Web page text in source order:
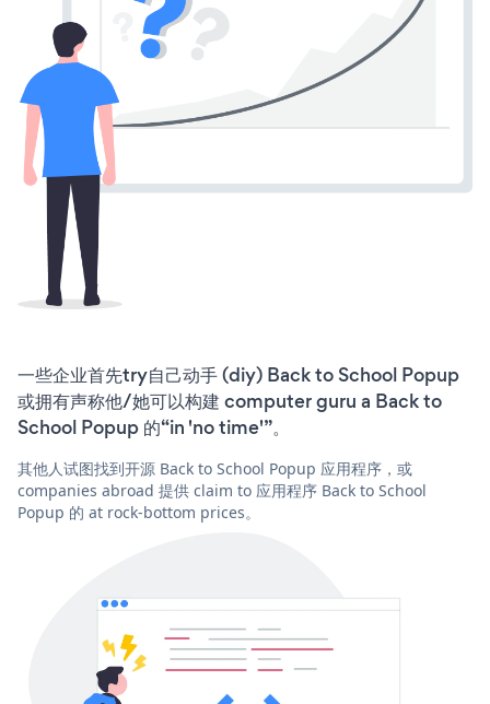
一些企业首先try自己动手 (diy) Back to School Popup
或拥有声称他/她可以构建 computer guru a Back to
School Popup 的“in 'no time'”。
其他人试图找到开源 Back to School Popup 应用程序，或
companies abroad 提供 claim to 应用程序 Back to School
Popup 的 at rock-bottom prices。